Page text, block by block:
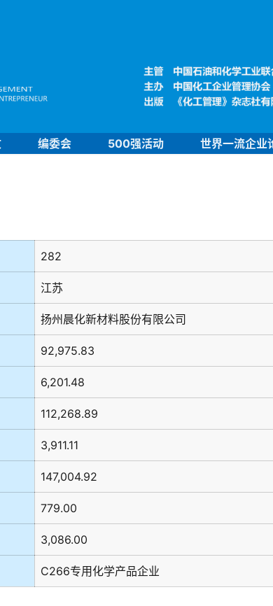
编委会 500强活动 世界一流企业
282
江苏
扬州晨化新材料股份有限公司
92,975.83
6,201.48
112,268.89
3,911.11
147,004.92
779.00
3,086.00
C266专用化学产品企业